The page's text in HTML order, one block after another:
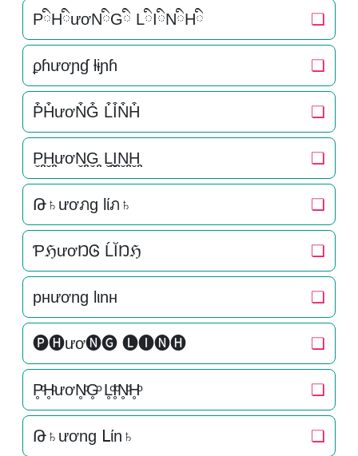
PིHིươNིGི LིIིNིHི ❏
ϼɦươɲɠ ƚɨɲɦ ❏
P͒H͒ươN͒G͒ L͒I͒N͒H͒ ❏
P̬̤̯H̬̤̯ươN̬̤̯G̬̤̯ L̬̤̯I̬̤̯N̬̤̯H̬̤̯ ❏
Թ♄ươภg lίภ♄ ❏
ƤℌươŊᎶ ĹĬŊℌ ❏
pнương lιnн ❏
🅟🅗ươ🅝🅖 🅛🅘🅝🅗 ❏
P̥ͦH̥ͦươN̥ͦG̥ͦ L̥ͦI̥ͦN̥ͦH̥ͦ ❏
Թ♄ương ᒪίn♄ ❏